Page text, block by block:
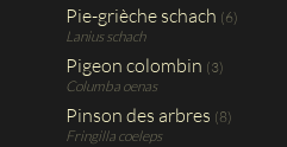
Pie-grièche schach (6)
Lanius schach
Pigeon colombin (3)
Columba oenas
Pinson des arbres (8)
Fringilla coeleps